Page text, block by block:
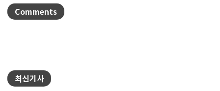
Comments
최신기사